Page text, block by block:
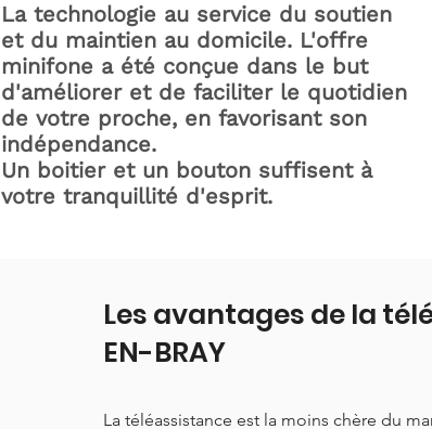
La technologie au service du soutien
et du maintien au domicile. L'offre
minifone a été conçue dans le but
d'améliorer et de faciliter le quotidien
de votre proche, en favorisant son
indépendance.
Un boitier et un bouton suffisent à
votre tranquillité d'esprit.
Les avantages de la
EN-BRAY
La téléassistance est la moins chère du